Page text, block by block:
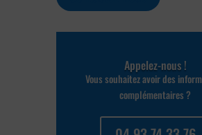
Appelez-nous !
Vous souhaitez avoir des
complémentaires ?